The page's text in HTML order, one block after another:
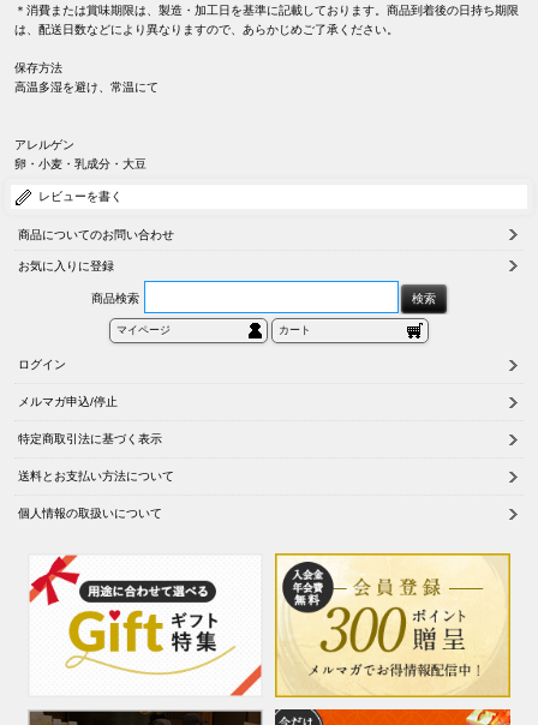
＊消費または賞味期限は、製造・加工日を基準に記載しております。商品到着後の日持ち期限
は、配送日数などにより異なりますので、あらかじめご了承ください。
保存方法
高温多湿を避け、常温にて
アレルゲン
卵・小麦・乳成分・大豆
レビューを書く
商品についてのお問い合わせ
お気に入りに登録
商品検索
マイページ カート
ログイン
メルマガ申込/停止
特定商取引法に基づく表示
送料とお支払い方法について
個人情報の取扱いについて